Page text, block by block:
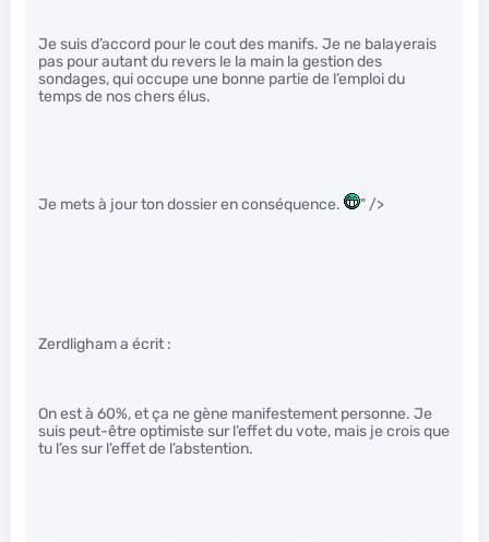
Je suis d’accord pour le cout des manifs. Je ne balayerais
pas pour autant du revers le la main la gestion des
sondages, qui occupe une bonne partie de l’emploi du
temps de nos chers élus.
Je mets à jour ton dossier en conséquence. " />
Zerdligham a écrit :
On est à 60%, et ça ne gène manifestement personne. Je
suis peut-être optimiste sur l’effet du vote, mais je crois que
tu l’es sur l’effet de l’abstention.